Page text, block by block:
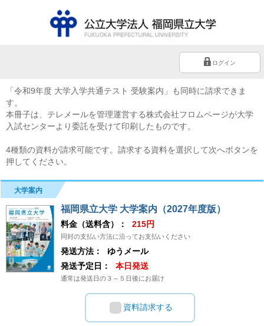
ログイン
「令和9年度 大学入学共通テスト 受験案内」も同時に請求できま
す。
本冊子は、テレメールを管理運営する株式会社フロムページが大学
入試センターより委託を受けて印刷したものです。
4種類の資料が請求可能です。請求する資料を選択して次へボタンを
押してください。
大学案内
福岡県立大学 大学案内（2027年度版）
料金（送料含）： 215円
同封の支払い方法に沿ってお支払いください
発送方法：
ゆうメール
発送予定日：
本日発送
通常は発送日の３～５日後にお届け
資料請求する